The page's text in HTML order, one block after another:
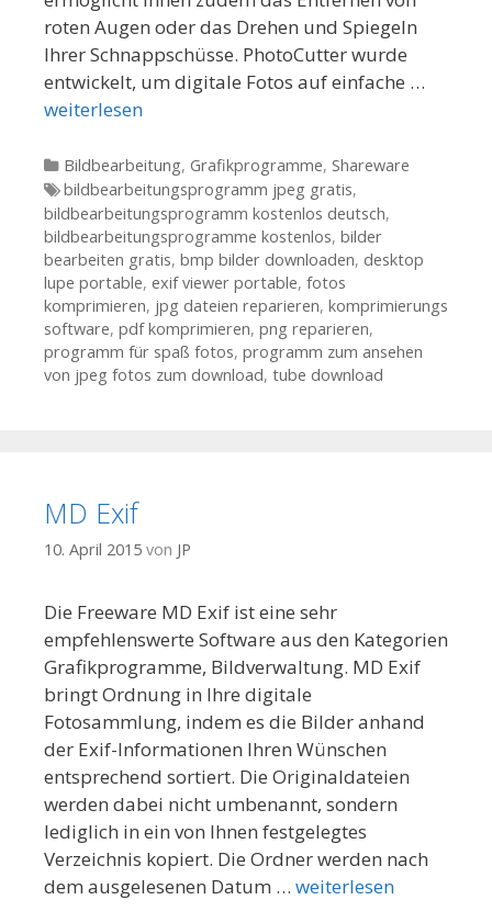
roten Augen oder das Drehen und Spiegeln
Ihrer Schnappschüsse. PhotoCutter wurde
entwickelt, um digitale Fotos auf einfache …
weiterlesen
Kategorien
Bildbearbeitung, Grafikprogramme, Shareware
Tags
bildbearbeitungsprogramm jpeg gratis,
bildbearbeitungsprogramm kostenlos deutsch,
bildbearbeitungsprogramme kostenlos, bilder
bearbeiten gratis, bmp bilder downloaden, desktop
lupe portable, exif viewer portable, fotos
komprimieren, jpg dateien reparieren, komprimierungs
software, pdf komprimieren, png reparieren,
programm für spaß fotos, programm zum ansehen
von jpeg fotos zum download, tube download
MD Exif
10. April 2015 von JP
Die Freeware MD Exif ist eine sehr
empfehlenswerte Software aus den Kategorien
Grafikprogramme, Bildverwaltung. MD Exif
bringt Ordnung in Ihre digitale
Fotosammlung, indem es die Bilder anhand
der Exif-Informationen Ihren Wünschen
entsprechend sortiert. Die Originaldateien
werden dabei nicht umbenannt, sondern
lediglich in ein von Ihnen festgelegtes
Verzeichnis kopiert. Die Ordner werden nach
dem ausgelesenen Datum … weiterlesen